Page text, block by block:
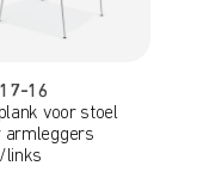
16
voor stoel
armleggers
links